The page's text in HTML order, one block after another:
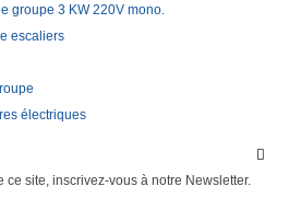
groupe 3 KW 220V mono.
escaliers
électriques

site, inscrivez-vous à notre Newsletter.